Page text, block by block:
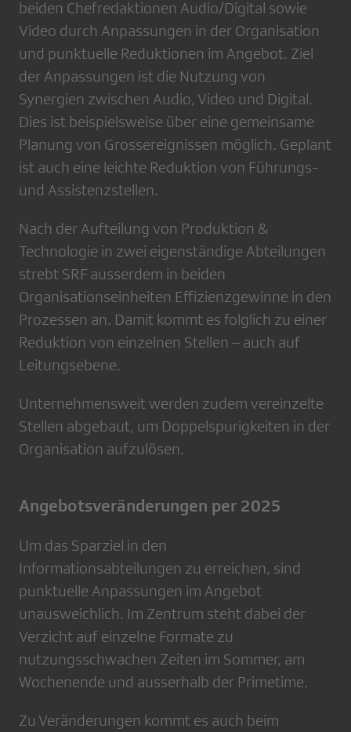
beiden Chefredaktionen Audio/Digital sowie
Video durch Anpassungen in der Organisation
und punktuelle Reduktionen im Angebot. Ziel
der Anpassungen ist die Nutzung von
Synergien zwischen Audio, Video und Digital.
Dies ist beispielsweise über eine gemeinsame
Planung von Grossereignissen möglich. Geplant
ist auch eine leichte Reduktion von Führungs-
und Assistenzstellen.
Nach der Aufteilung von Produktion &
Technologie in zwei eigenständige Abteilungen
strebt SRF ausserdem in beiden
Organisationseinheiten Effizienzgewinne in den
Prozessen an. Damit kommt es folglich zu einer
Reduktion von einzelnen Stellen – auch auf
Leitungsebene.
Unternehmensweit werden zudem vereinzelte
Stellen abgebaut, um Doppelspurigkeiten in der
Organisation aufzulösen.
Angebotsveränderungen per 2025
Um das Sparziel in den
Informationsabteilungen zu erreichen, sind
punktuelle Anpassungen im Angebot
unausweichlich. Im Zentrum steht dabei der
Verzicht auf einzelne Formate zu
nutzungsschwachen Zeiten im Sommer, am
Wochenende und ausserhalb der Primetime.
Zu Veränderungen kommt es auch beim